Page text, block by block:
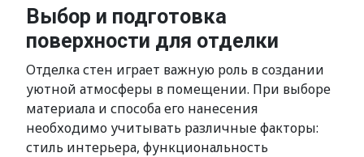
Выбор и подготовка
поверхности для отделки
Отделка стен играет важную роль в создании
уютной атмосферы в помещении. При выборе
материала и способа его нанесения
необходимо учитывать различные факторы:
стиль интерьера, функциональность